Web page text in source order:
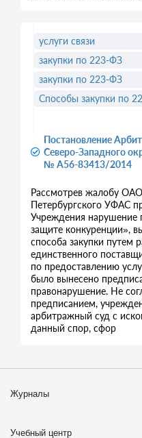
Постановление
Северо-Западного
№ А56-83413/2014
Рассмотрев жалобу
Петербургского УФАС
Учреждения нарушение
защите конкуренции»,
способа закупки путем
единственного
по предоставлению
было вынесено
правонарушение. Не
предписанием,
арбитражный суд с
данный спор, сфор
услуги связи
закупки по 223-ФЗ
закупки по 223-ФЗ
Способы закупки по
Журналы
Учебный центр